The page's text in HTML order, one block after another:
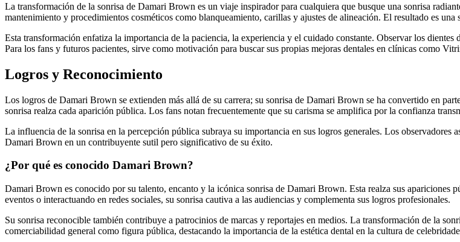
La transformación de la sonrisa de Damari Brown es un viaje inspirador para cualquiera que busque una sonrisa
mantenimiento y procedimientos cosméticos como blanqueamiento, carillas y ajustes de alineación. El resultado es
Esta transformación enfatiza la importancia de la paciencia, la experiencia y el cuidado constante. Observar los
Para los fans y futuros pacientes, sirve como motivación para buscar sus propias mejoras dentales en clínicas como
Logros y Reconocimiento
Los logros de Damari Brown se extienden más allá de su carrera; su sonrisa de Damari Brown se ha convertido en
sonrisa realza cada aparición pública. Los fans notan frecuentemente que su carisma se amplifica por la confianza
La influencia de la sonrisa en la percepción pública subraya su importancia en sus logros generales. Los
Damari Brown en un contribuyente sutil pero significativo de su éxito.
¿Por qué es conocido Damari Brown?
Damari Brown es conocido por su talento, encanto y la icónica sonrisa de Damari Brown. Esta realza sus apariciones
eventos o interactuando en redes sociales, su sonrisa cautiva a las audiencias y complementa sus logros profesionales.
Su sonrisa reconocible también contribuye a patrocinios de marcas y reportajes en medios. La transformación de la
comerciabilidad general como figura pública, destacando la importancia de la estética dental en la cultura de